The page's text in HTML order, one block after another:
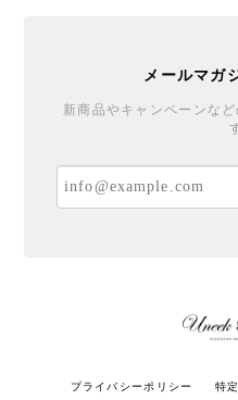
メールマガ
新商品やキャンペーンな
プライバシーポリシー 特